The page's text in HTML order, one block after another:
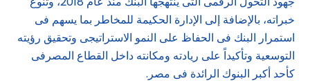
خبراته، بالإضافة إلى الإدارة الحكيمة للمخاطر بما يسهم فى
استمرار البنك فى الحفاظ على النمو الاستراتيجى وتحقيق رؤيته
التوسعية وتأكيداً على ريادته ومكانته داخل القطاع المصرفى
كأحد أكبر البنوك الرائدة فى مصر.